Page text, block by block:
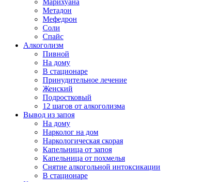
Марихуана
Метадон
Мефедрон
Соли
Спайс
Алкоголизм
Пивной
На дому
В стационаре
Принудительное лечение
Женский
Подростковый
12 шагов от алкоголизма
Вывод из запоя
На дому
Нарколог на дом
Наркологическая скорая
Капельница от запоя
Капельница от похмелья
Снятие алкогольной интоксикации
В стационаре